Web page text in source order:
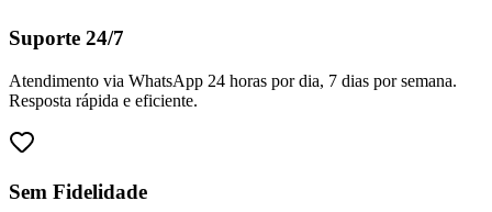
Suporte 24/7
Atendimento via WhatsApp 24 horas por dia, 7 dias por semana.
Resposta rápida e eficiente.
Sem Fidelidade